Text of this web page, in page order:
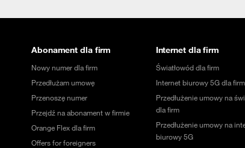
Abonament dla firm
Nowy numer dla firm
Przedłużam umowę
Przenoszę numer
Przejdź na abonament w firmie
Orange Flex dla firm
Offers for foreigners
Internet dla firm
Światłowód dla firm
Internet biurowy 5G dla firm
Przedłużenie umowy na
dla firm
Przedłużenie umowy na
biurowy 5G